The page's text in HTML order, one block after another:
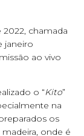
chamada
janeiro
ao vivo
o “Kito”
na
os
onde é